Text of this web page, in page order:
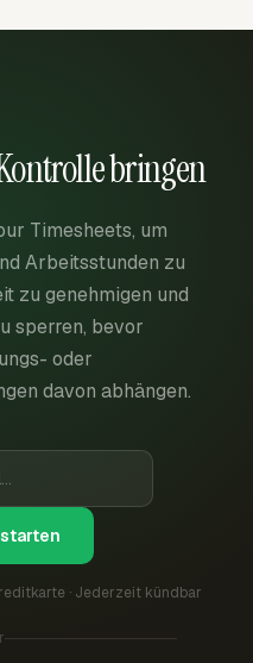
bringen
Timesheets, um
Arbeitsstunden zu
zu genehmigen und
sperren, bevor
oder
davon abhängen.
· Jederzeit kündbar